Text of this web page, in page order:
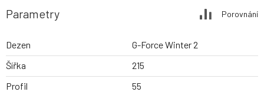
Parametry Porovnání
Dezen
G-Force Winter 2
Šířka
215
Profil
55